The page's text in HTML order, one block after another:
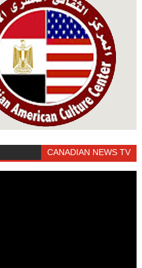
CANADIAN NEWS TV